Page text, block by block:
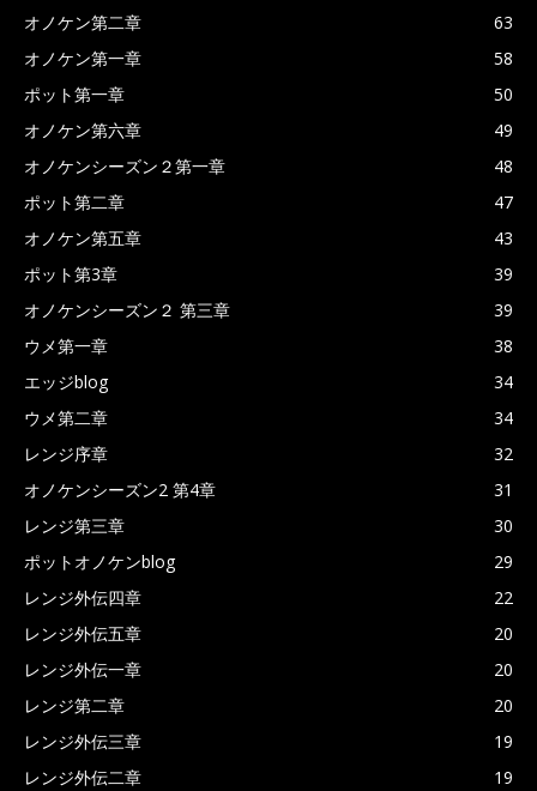
オノケン第二章
63
オノケン第一章
58
ポット第一章
50
オノケン第六章
49
オノケンシーズン２第一章
48
ポット第二章
47
オノケン第五章
43
ポット第3章
39
オノケンシーズン２ 第三章
39
ウメ第一章
38
エッジblog
34
ウメ第二章
34
レンジ序章
32
オノケンシーズン2 第4章
31
レンジ第三章
30
ポットオノケンblog
29
レンジ外伝四章
22
レンジ外伝五章
20
レンジ外伝一章
20
レンジ第二章
20
レンジ外伝三章
19
レンジ外伝二章
19